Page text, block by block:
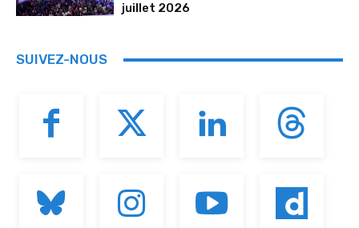
juillet 2026
SUIVEZ-NOUS